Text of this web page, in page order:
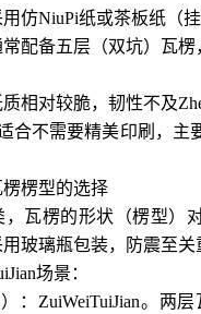
仿NiuPi纸或茶板纸（挂
配备五层（双坑）瓦楞
相对较脆，韧性不及
合不需要精美印刷，主
楞型的选择
，瓦楞的形状（楞型）
玻璃瓶包装，防震至关
场景：
：ZuiWeiTuiJian。两